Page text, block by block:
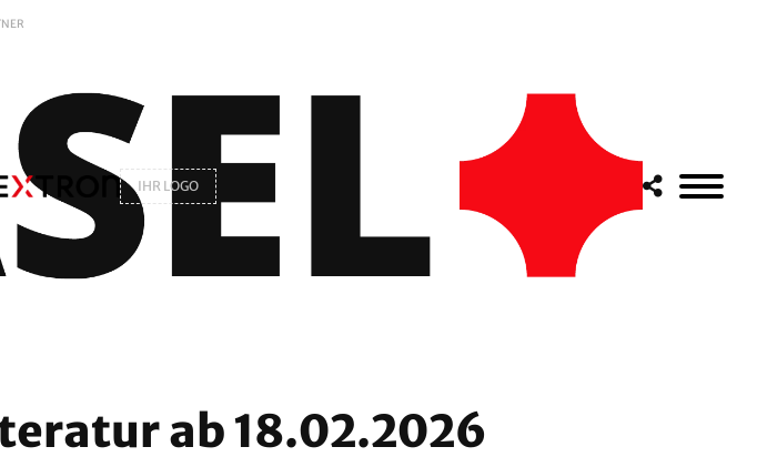
IHR LOGO
ab 18.02.2026